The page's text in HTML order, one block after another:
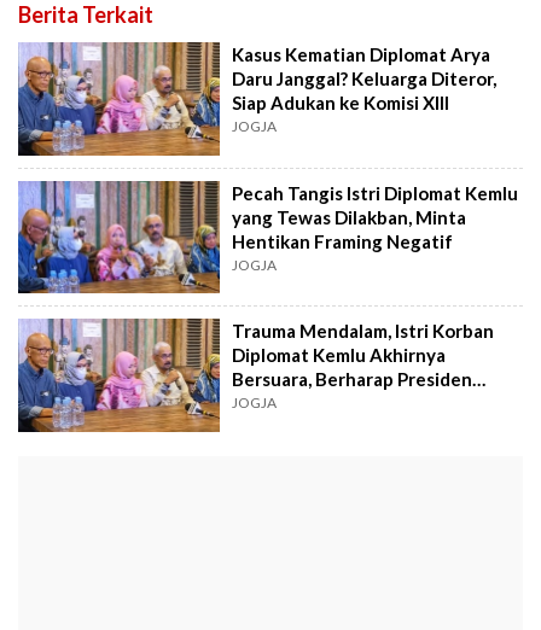
Berita Terkait
Kasus Kematian Diplomat Arya
Daru Janggal? Keluarga Diteror,
Siap Adukan ke Komisi XIII
JOGJA
Pecah Tangis Istri Diplomat Kemlu
yang Tewas Dilakban, Minta
Hentikan Framing Negatif
JOGJA
Trauma Mendalam, Istri Korban
Diplomat Kemlu Akhirnya
Bersuara, Berharap Presiden
Turun Tangan
JOGJA